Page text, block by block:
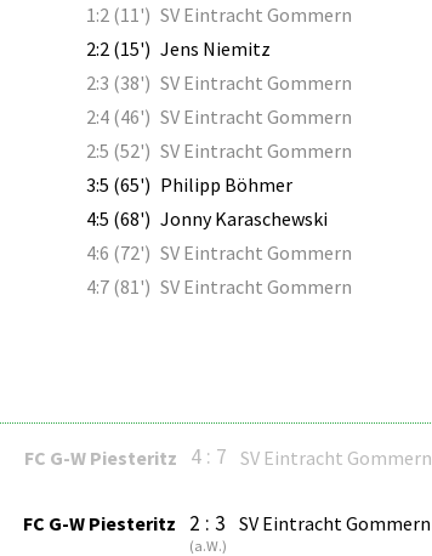
1:2 (11') SV Eintracht Gommern
2:2 (15') Jens Niemitz
2:3 (38') SV Eintracht Gommern
2:4 (46') SV Eintracht Gommern
2:5 (52') SV Eintracht Gommern
3:5 (65') Philipp Böhmer
4:5 (68') Jonny Karaschewski
4:6 (72') SV Eintracht Gommern
4:7 (81') SV Eintracht Gommern
FC G-W Piesteritz 4 : 7 SV Eintracht Gommern
FC G-W Piesteritz 2 : 3
(a.W.)
SV Eintracht Gommern